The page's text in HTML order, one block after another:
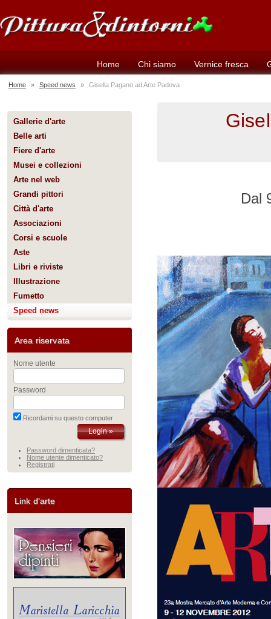
Home Chi siamo Vernice fresca
Home » Speed news » Gisella Pagano ad Arte Padova
Gallerie d'arte
Belle arti
Fiere d'arte
Musei e collezioni
Arte nel web
Grandi pittori
Città d'arte
Associazioni
Corsi e scuole
Aste
Libri e riviste
Illustrazione
Fumetto
Speed news
Area riservata
Nome utente
Password
Ricordami su questo computer
Password dimenticata?
Nome utente dimenticato?
Registrati
Link d'arte
Dal